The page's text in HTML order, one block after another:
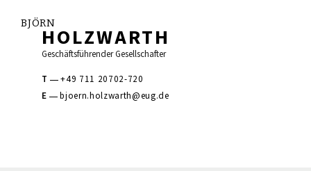
BJÖRN
HOLZWARTH
Geschäftsführender Gesellschafter
T
+49 711 20702-720
E
bjoern.holzwarth@eug.de